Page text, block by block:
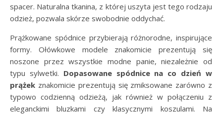
spacer. Naturalna tkanina, z której uszyta jest tego rodzaju
odzież, pozwala skórze swobodnie oddychać.
Prążkowane spódnice przybierają różnorodne, inspirujące
formy. Ołówkowe modele znakomicie prezentują się
noszone przez wszystkie modne panie, niezależnie od
typu sylwetki. Dopasowane spódnice na co dzień w
prążek znakomicie prezentują się zmiksowane zarówno z
typowo codzienną odzieżą, jak również w połączeniu z
eleganckimi bluzkami czy klasycznymi koszulami. Na